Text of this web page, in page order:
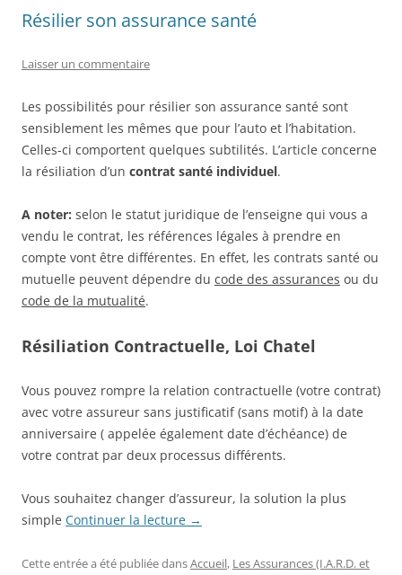
Résilier son assurance santé
Laisser un commentaire
Les possibilités pour résilier son assurance santé sont
sensiblement les mêmes que pour l’auto et l’habitation.
Celles-ci comportent quelques subtilités. L’article concerne
la résiliation d’un contrat santé individuel.
A noter: selon le statut juridique de l’enseigne qui vous a
vendu le contrat, les références légales à prendre en
compte vont être différentes. En effet, les contrats santé ou
mutuelle peuvent dépendre du code des assurances ou du
code de la mutualité.
Résiliation Contractuelle, Loi Chatel
Vous pouvez rompre la relation contractuelle (votre contrat)
avec votre assureur sans justificatif (sans motif) à la date
anniversaire ( appelée également date d’échéance) de
votre contrat par deux processus différents.
Vous souhaitez changer d’assureur, la solution la plus
simple Continuer la lecture →
Cette entrée a été publiée dansAccueil, Les Assurances (I.A.R.D. et